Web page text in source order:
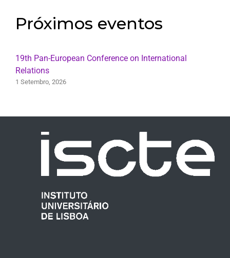
Próximos eventos
19th Pan-European Conference on International
Relations
1 Setembro, 2026